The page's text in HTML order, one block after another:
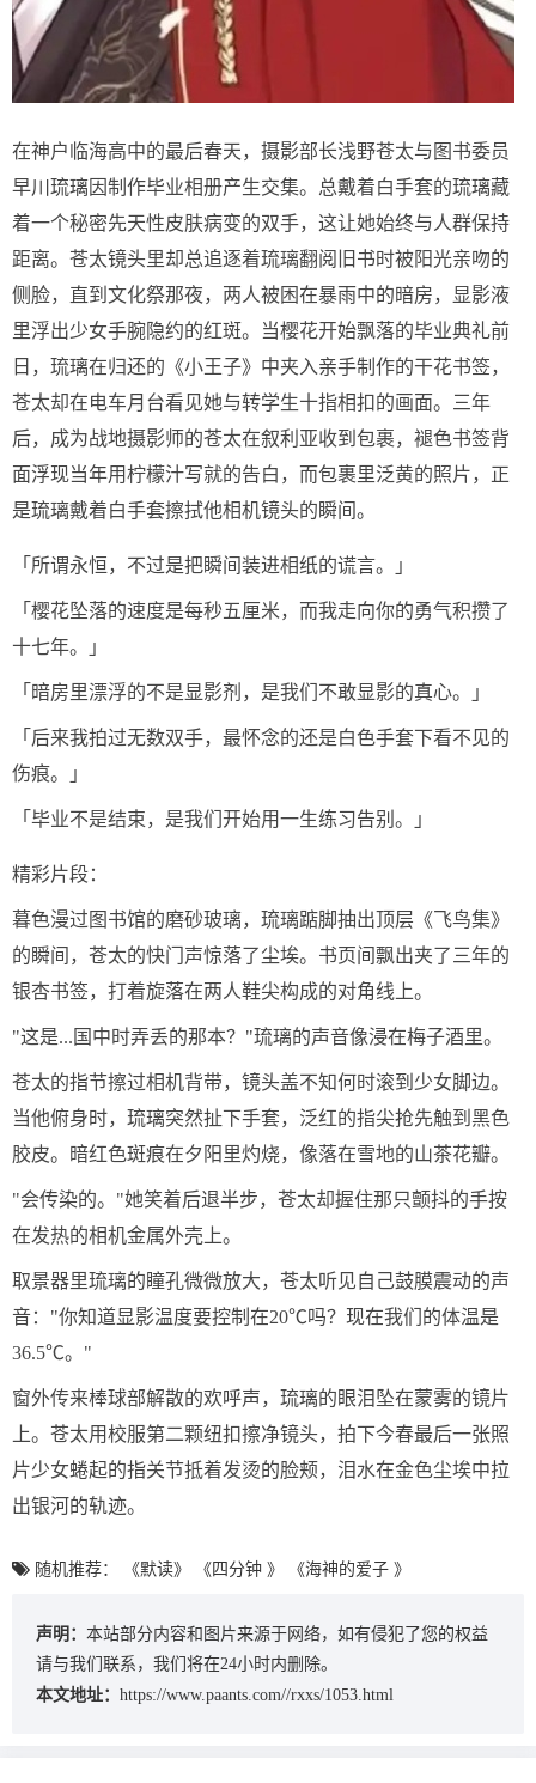
在神户临海高中的最后春天，摄影部长浅野苍太与图书委员
早川琉璃因制作毕业相册产生交集。总戴着白手套的琉璃藏
着一个秘密先天性皮肤病变的双手，这让她始终与人群保持
距离。苍太镜头里却总追逐着琉璃翻阅旧书时被阳光亲吻的
侧脸，直到文化祭那夜，两人被困在暴雨中的暗房，显影液
里浮出少女手腕隐约的红斑。当樱花开始飘落的毕业典礼前
日，琉璃在归还的《小王子》中夹入亲手制作的干花书签，
苍太却在电车月台看见她与转学生十指相扣的画面。三年
后，成为战地摄影师的苍太在叙利亚收到包裹，褪色书签背
面浮现当年用柠檬汁写就的告白，而包裹里泛黄的照片，正
是琉璃戴着白手套擦拭他相机镜头的瞬间。
「所谓永恒，不过是把瞬间装进相纸的谎言。」
「樱花坠落的速度是每秒五厘米，而我走向你的勇气积攒了
十七年。」
「暗房里漂浮的不是显影剂，是我们不敢显影的真心。」
「后来我拍过无数双手，最怀念的还是白色手套下看不见的
伤痕。」
「毕业不是结束，是我们开始用一生练习告别。」
精彩片段：
暮色漫过图书馆的磨砂玻璃，琉璃踮脚抽出顶层《飞鸟集》
的瞬间，苍太的快门声惊落了尘埃。书页间飘出夹了三年的
银杏书签，打着旋落在两人鞋尖构成的对角线上。
"这是...国中时弄丢的那本？"琉璃的声音像浸在梅子酒里。
苍太的指节擦过相机背带，镜头盖不知何时滚到少女脚边。
当他俯身时，琉璃突然扯下手套，泛红的指尖抢先触到黑色
胶皮。暗红色斑痕在夕阳里灼烧，像落在雪地的山茶花瓣。
"会传染的。"她笑着后退半步，苍太却握住那只颤抖的手按
在发热的相机金属外壳上。
取景器里琉璃的瞳孔微微放大，苍太听见自己鼓膜震动的声
音："你知道显影温度要控制在20℃吗？现在我们的体温是
36.5℃。"
窗外传来棒球部解散的欢呼声，琉璃的眼泪坠在蒙雾的镜片
上。苍太用校服第二颗纽扣擦净镜头，拍下今春最后一张照
片少女蜷起的指关节抵着发烫的脸颊，泪水在金色尘埃中拉
出银河的轨迹。
随机推荐： 《默读》 《四分钟 》 《海神的爱子 》
声明： 本站部分内容和图片来源于网络，如有侵犯了您的权益
请与我们联系，我们将在24小时内删除。
本文地址： https://www.paants.com//rxxs/1053.html